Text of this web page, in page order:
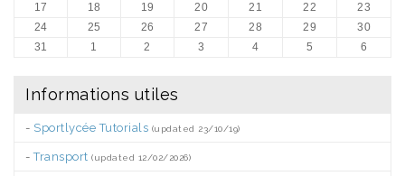
17
18 19 20 21 22
23
24
25 26 27 28 29
30
31
1 2 3 4 5 6
Informations utiles
- Sportlycée Tutorials (updated 23/10/19)
-Transport (updated 12/02/2026)